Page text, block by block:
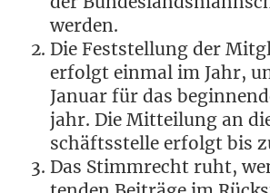
werden.
Die Fest­stel­lung der
erfolgt ein­mal im Jahr,
Janu­ar für das
jahr. Die Mit­tei­lung an
schäfts­stel­le erfolgt bis
Das Stimm­recht ruht,